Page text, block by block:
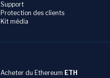
Support
Protection des clients
Kit média
Acheter du Ethereum ETH